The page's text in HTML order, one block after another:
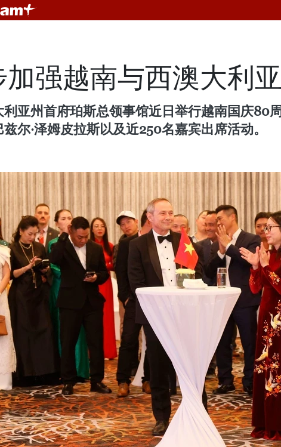
强越南与西澳大利
亚州首府珀斯总领事馆近日举行越南国庆80
尔·泽姆皮拉斯以及近250名嘉宾出席活动。